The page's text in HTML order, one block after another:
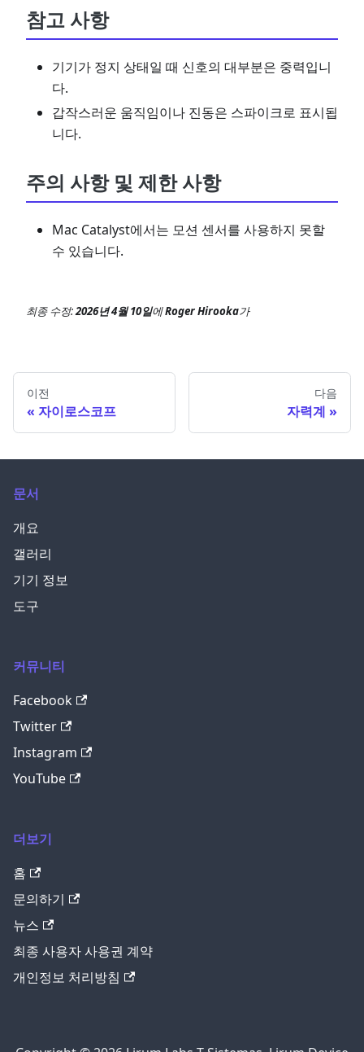
참고 사항
기기가 정지 상태일 때 신호의 대부분은 중력입니
다.
갑작스러운 움직임이나 진동은 스파이크로 표시됩
니다.
주의 사항 및 제한 사항
Mac Catalyst에서는 모션 센서를 사용하지 못할
수 있습니다.
최종 수정:2026년 4월 10일에Roger Hirooka가
이전
자이로스코프
다음
자력계
문서
개요
갤러리
기기 정보
도구
커뮤니티
Facebook
Twitter
Instagram
YouTube
더보기
홈
문의하기
뉴스
최종 사용자 사용권 계약
개인정보 처리방침